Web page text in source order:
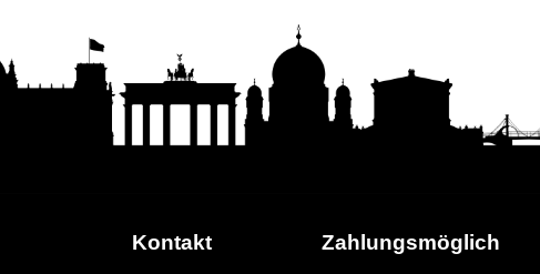
Kontakt Zahlungsmöglich